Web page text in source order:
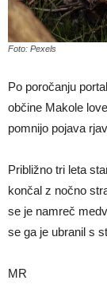
Foto: Pexels
Po poročanju
občine Makole
pomnijo pojava
Približno tri leta
končal z nočno
se je namreč
se ga je ubranil s
MR